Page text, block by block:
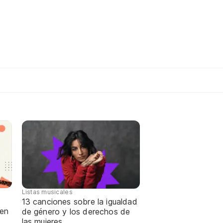
Listas musicales
13 canciones sobre la igualdad
de género y los derechos de